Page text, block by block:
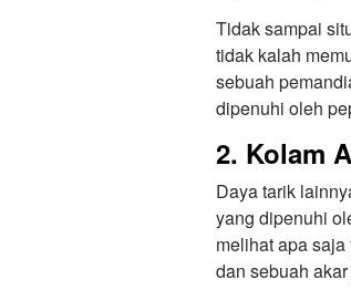
Tidak sampai
tidak kalah
sebuah
dipenuhi oleh
2. Kolam
Daya tarik
yang dipenuhi
melihat apa
dan sebuah